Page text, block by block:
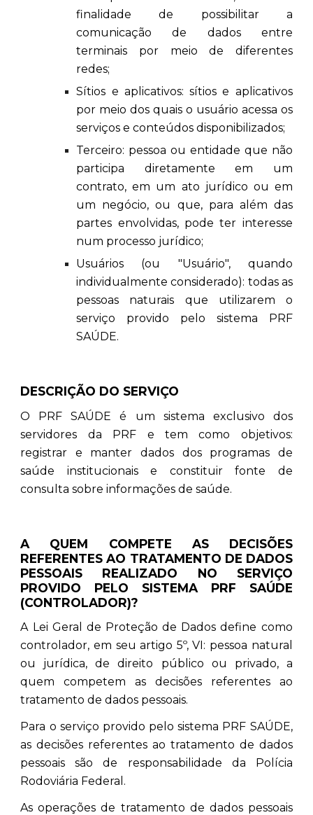
finalidade de possibilitar a
comunicação de dados entre
terminais por meio de diferentes
redes;
Sítios e aplicativos: sítios e aplicativos
por meio dos quais o usuário acessa os
serviços e conteúdos disponibilizados;
Terceiro: pessoa ou entidade que não
participa diretamente em um
contrato, em um ato jurídico ou em
um negócio, ou que, para além das
partes envolvidas, pode ter interesse
num processo jurídico;
Usuários (ou "Usuário", quando
individualmente considerado): todas as
pessoas naturais que utilizarem o
serviço provido pelo sistema PRF
SAÚDE.
DESCRIÇÃO DO SERVIÇO
O PRF SAÚDE é um sistema exclusivo dos
servidores da PRF e tem como objetivos:
registrar e manter dados dos programas de
saúde institucionais e constituir fonte de
consulta sobre informações de saúde.
A QUEM COMPETE AS DECISÕES
REFERENTES AO TRATAMENTO DE DADOS
PESSOAIS REALIZADO NO SERVIÇO
PROVIDO PELO SISTEMA PRF SAÚDE
(CONTROLADOR)?
A Lei Geral de Proteção de Dados define como
controlador, em seu artigo 5º, VI: pessoa natural
ou jurídica, de direito público ou privado, a
quem competem as decisões referentes ao
tratamento de dados pessoais.
Para o serviço provido pelo sistema PRF SAÚDE,
as decisões referentes ao tratamento de dados
pessoais são de responsabilidade da Polícia
Rodoviária Federal.
As operações de tratamento de dados pessoais